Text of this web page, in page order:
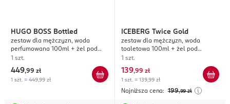
HUGO BOSS Bottled
zestaw dla mężczyzn, woda
perfumowana 100ml + żel pod
prysznic 100ml + dezodorant w
1 szt.
449,99 zł
1 szt. = 449,99 zł
ICEBERG Twice Gold
zestaw dla mężczyzn, woda
toaletowa 100ml + żel pod
prysznic 100ml
1 szt.
139,99 zł
1 szt. = 139,99 zł
Najniższa cena: 199,99 zł